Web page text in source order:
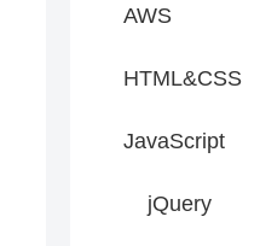
AWS
HTML&CSS
JavaScript
jQuery